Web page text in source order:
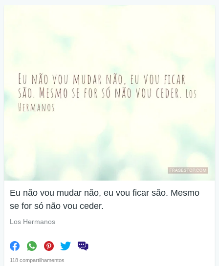
Eu não vou mudar não, eu vou ficar são. Mesmo
se for só não vou ceder.
Los Hermanos
118 compartilhamentos